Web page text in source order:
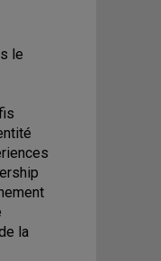
le
la